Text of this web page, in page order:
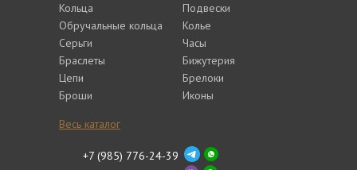
Кольца
Обручальные кольца
Серьги
Браслеты
Цепи
Броши
Подвески
Колье
Часы
Бижутерия
Брелоки
Иконы
Весь каталог
+7 (985) 776-24-39